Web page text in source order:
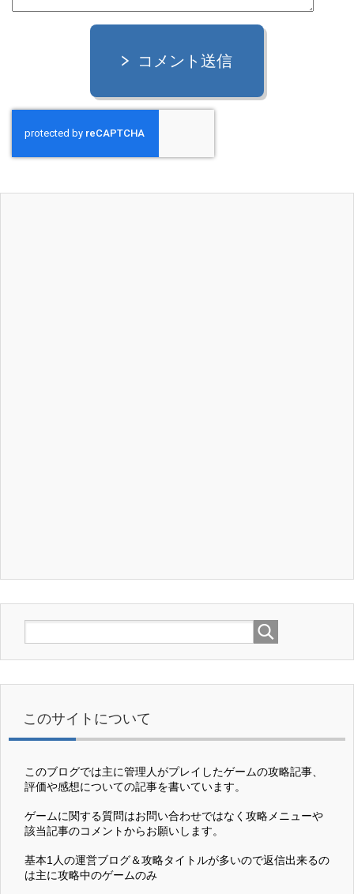
コメント送信
このサイトについて
このブログでは主に管理人がプレイしたゲームの攻略記事、
評価や感想についての記事を書いています。
ゲームに関する質問はお問い合わせではなく攻略メニューや
該当記事のコメントからお願いします。
基本1人の運営ブログ＆攻略タイトルが多いので返信出来るの
は主に攻略中のゲームのみ